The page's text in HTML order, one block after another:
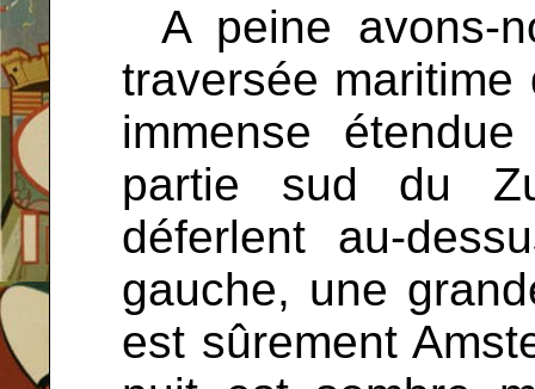
A peine avons-
traversée
immense
partie sud du
déferlent au-
gauche, une
est sûrement